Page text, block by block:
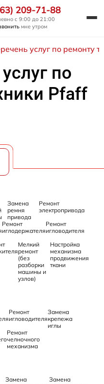
209-71-88
с 9:00 до 21:00
мне утром
услуг по ремонту
по
Pfaff
Замена
ремня
привода
Ремонт
электропривода
Ремонт
иглодержателя
Ремонт
игловодителя
Мелкий
ремонт
(без
разборки
машины и
узлов)
Настройка
механизма
продвижения
ткани
Ремонт
игловодителя
Замена
крепежа
иглы
Ремонт
челночного
механизма
Замена
Замена